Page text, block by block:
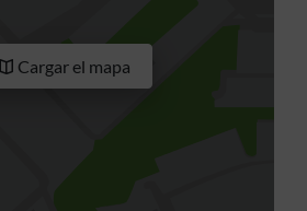
Cargar el mapa